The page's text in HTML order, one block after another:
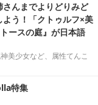
んまでよりどりみど
う！「クトゥルフ×美
ースの庭』が日本語
美少女など、属性てんこ
特集